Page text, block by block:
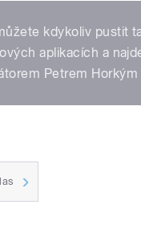
kdykoliv pustit
aplikacích a
Petrem Horkým